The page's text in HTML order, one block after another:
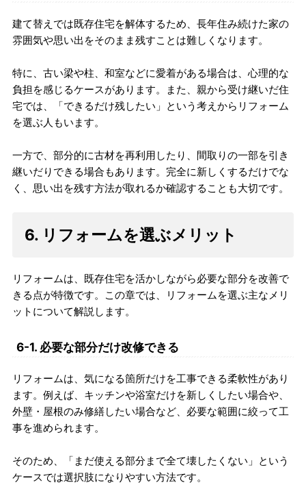
建て替えでは既存住宅を解体するため、長年住み続けた家の
雰囲気や思い出をそのまま残すことは難しくなります。
特に、古い梁や柱、和室などに愛着がある場合は、心理的な
負担を感じるケースがあります。また、親から受け継いだ住
宅では、「できるだけ残したい」という考えからリフォーム
を選ぶ人もいます。
一方で、部分的に古材を再利用したり、間取りの一部を引き
継いだりできる場合もあります。完全に新しくするだけでな
く、思い出を残す方法が取れるか確認することも大切です。
6. リフォームを選ぶメリット
リフォームは、既存住宅を活かしながら必要な部分を改善で
きる点が特徴です。この章では、リフォームを選ぶ主なメリ
ットについて解説します。
6-1. 必要な部分だけ改修できる
リフォームは、気になる箇所だけを工事できる柔軟性があり
ます。例えば、キッチンや浴室だけを新しくしたい場合や、
外壁・屋根のみ修繕したい場合など、必要な範囲に絞って工
事を進められます。
そのため、「まだ使える部分まで全て壊したくない」という
ケースでは選択肢になりやすい方法です。